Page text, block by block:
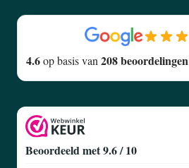
4.6op basis van 208 beoordelingen
Beoordeeld met 9.6 / 10